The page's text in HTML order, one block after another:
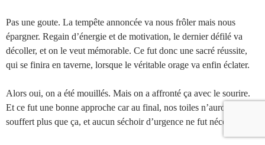
Pas une goute. La tempête annoncée va nous frôler mais nous
épargner. Regain d’énergie et de motivation, le dernier défilé va
décoller, et on le veut mémorable. Ce fut donc une sacré réussite,
qui se finira en taverne, lorsque le véritable orage va enfin éclater.
Alors oui, on a été mouillés. Mais on a affronté ça avec le sourire.
Et ce fut une bonne approche car au final, nos toiles n’auront pas
souffert plus que ça, et aucun séchoir d’urgence ne fut nécessaire.